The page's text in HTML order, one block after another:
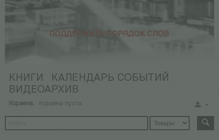
КНИГИ
КАЛЕНДАРЬ СОБЫТИЙ
ВИДЕОАРХИВ
Корзина: Корзина пуста